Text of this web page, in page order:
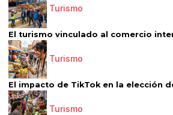
Turismo
El turismo vinculado al comercio
Turismo
El impacto de TikTok en la elección
Turismo